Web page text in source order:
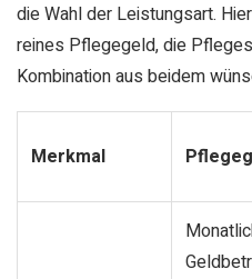
die Wahl der Leistungsart.
reines Pflegegeld, die
Kombination aus beidem
Merkmal